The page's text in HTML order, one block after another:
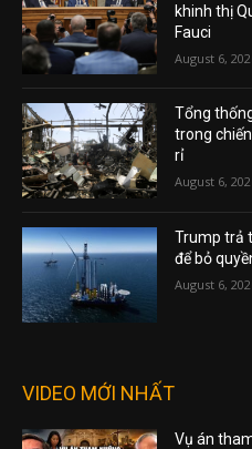
khinh thị
Fauci
August 6,
Tổng
trong
rỉ
August 6,
Trump trả
để bỏ
August 6,
VIDEO MỚI NHẤT
Vụ án